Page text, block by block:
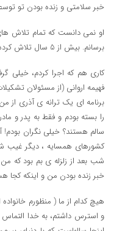
خبر سلامتی و زنده بودن تو
او نمی دانست که تمام تلاش
برسانم. بیش از 5 سال تلاش کرده بودم که به این نقطه برسم. بیش از 5 سال!
کاری هم که اجرا کردم، خیلی
فهیمه اروانی (از مسئولان
برنامه ای یک ترانه ی آذری از
را بسته بودم و فقط به پدر و
سالم هستند؟ خیلی نگران
شب بعد از زلزله ی بم بود که
خبر زنده بودن من و اینکه کجا
هیچ کدام از ما ( منظورم
و استرس داشتم، به خدا